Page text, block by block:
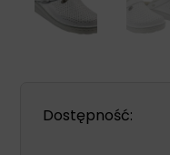
Dostępność: